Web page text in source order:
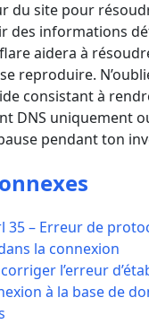
du site pour
des informations
aidera à
reproduire.
consistant à
DNS uniquement
pendant ton
35 – Erreur de
la connexion
l’erreur
à la base de